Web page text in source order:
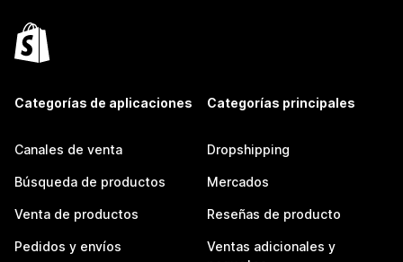
Categorías de aplicaciones
Canales de venta
Búsqueda de productos
Venta de productos
Pedidos y envíos
Categorías principales
Dropshipping
Mercados
Reseñas de producto
Ventas adicionales y